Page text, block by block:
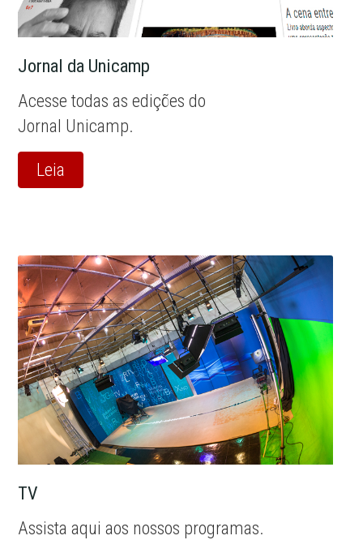
Jornal da Unicamp
Acesse todas as edições do
Jornal Unicamp.
Leia
TV
Assista aqui aos nossos programas.